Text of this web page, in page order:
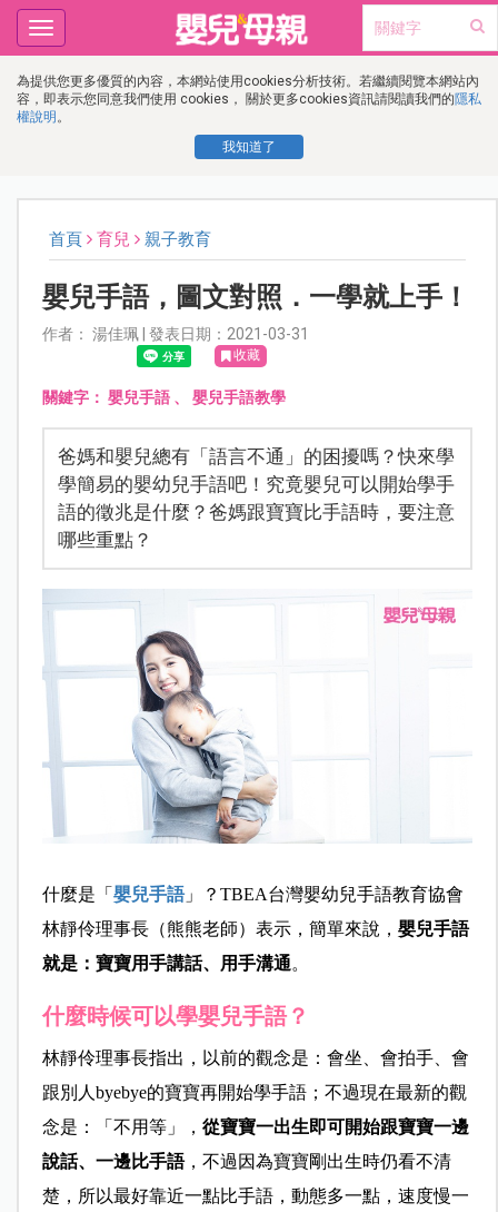
為提供您更多優質的內容，本網站使用cookies分析技術。若繼續閱覽本網站內
容，即表示您同意我們使用 cookies， 關於更多cookies資訊請閱讀我們的隱私
權說明 。
我知道了
Toggle
navigation
首頁 育兒 親子教育
嬰兒手語，圖文對照．一學就上手！
作者： 湯佳珮 | 發表日期：2021-03-31
收藏
關鍵字： 嬰兒手語、 嬰兒手語教學
爸媽和嬰兒總有「語言不通」的困擾嗎？快來學
學簡易的嬰幼兒手語吧！究竟嬰兒可以開始學手
語的徵兆是什麼？爸媽跟寶寶比手語時，要注意
哪些重點？
什麼是「 嬰兒手語」？TBEA台灣嬰幼兒手語教育協會
林靜伶理事長（熊熊老師）表示，簡單來說， 嬰兒手語
就是：寶寶用手講話、用手溝通。
什麼時候可以學嬰兒手語？
林靜伶理事長指出，以前的觀念是：會坐、會拍手、會
跟別人byebye的寶寶再開始學手語；不過現在最新的觀
念是：「不用等」， 從寶寶一出生即可開始跟寶寶一邊
說話、一邊比手語，不過因為寶寶剛出生時仍看不清
楚，所以最好靠近一點比手語，動態多一點，速度慢一